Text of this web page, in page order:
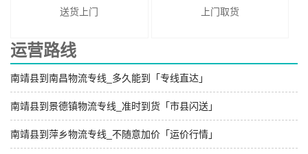
送货上门 上门取货
运营路线
南靖县到南昌物流专线_多久能到「专线直达」
南靖县到景德镇物流专线_准时到货「市县闪送」
南靖县到萍乡物流专线_不随意加价「运价行情」